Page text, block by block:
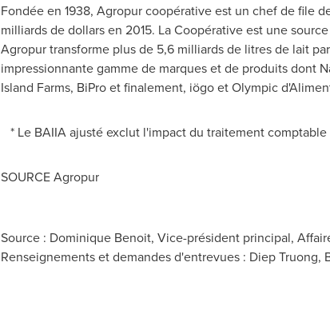
Fondée en 1938, Agropur coopérative est un chef de file
milliards de dollars en 2015. La Coopérative est une
Agropur transforme plus de 5,6 milliards de litres de lait
impressionnante gamme de marques et de produits dont
Island Farms, BiPro et finalement, iögo et Olympic
* Le BAIIA ajusté exclut l'impact du traitement
SOURCE Agropur
Source : Dominique Benoit, Vice-président principal,
Renseignements et demandes d'entrevues : Diep Truong,